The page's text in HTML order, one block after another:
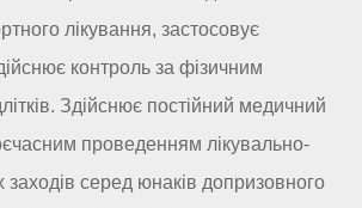
лікування, застосовує
контроль за фізичним
Здійснює постійний медичний
проведенням лікувально-
заходів серед юнаків допризовного